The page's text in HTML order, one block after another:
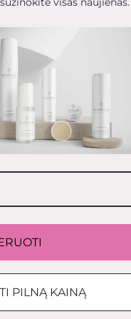
vandenyje
kad ją
tipams,
užkirsti kelią
inkštirų. Ši
dėl
bendrą odos
gali veikti
6.
sudėtyje
PILNĄ KAINĄ